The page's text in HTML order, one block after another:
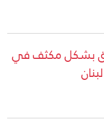
بشكل مكثف في